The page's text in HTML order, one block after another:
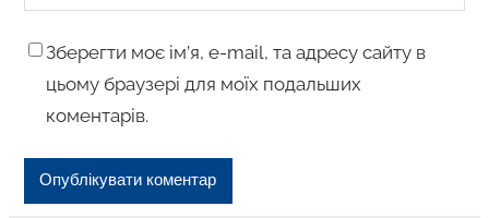
Зберегти моє ім’я, e-mail, та адресу сайту в
цьому браузері для моїх подальших
коментарів.